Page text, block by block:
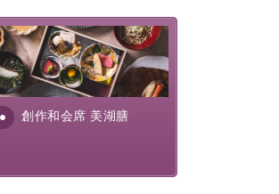
う
る独自の衛生・消毒プログラムの基、
を行っております。
創作和会席 美湖膳
膳とは諏訪の地で特別を
供する為に料理長・神原 裕
が考え出した創作和会席で
。美しい諏訪湖の幸...